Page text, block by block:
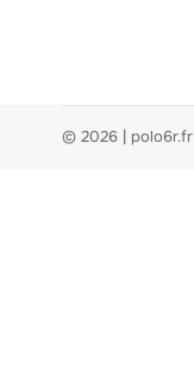
© 2026 | polo6r.fr